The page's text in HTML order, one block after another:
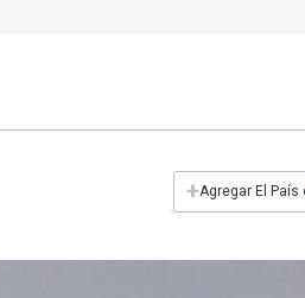
+Agregar El País